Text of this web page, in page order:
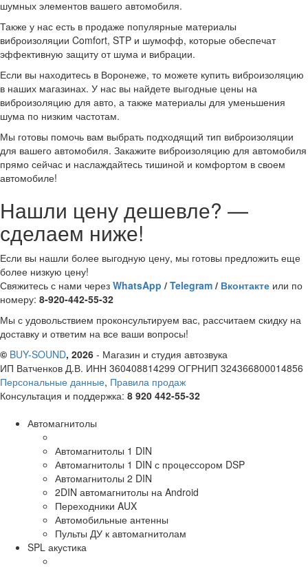
шумных элементов вашего автомобиля.
Также у нас есть в продаже популярные материалы
виброизоляции Comfort, STP и шумофф, которые обеспечат
эффективную защиту от шума и вибрации.
Если вы находитесь в Воронеже, то можете купить виброизоляцию
в наших магазинах. У нас вы найдете выгодные цены на
виброизоляцию для авто, а также материалы для уменьшения
шума по низким частотам.
Мы готовы помочь вам выбрать подходящий тип виброизоляции
для вашего автомобиля. Закажите виброизоляцию для автомобиля
прямо сейчас и наслаждайтесь тишиной и комфортом в своем
автомобиле!
Нашли цену дешевле? —
сделаем ниже!
Если вы нашли более выгодную цену, мы готовы предложить еще
более низкую цену!
Свяжитесь с нами через WhatsApp / Telegram / Вконтакте или по
номеру: 8-920-442-55-32
Мы с удовольствием проконсультируем вас, рассчитаем скидку на
доставку и ответим на все ваши вопросы!
© BUY-SOUND, 2026 - Магазин и студия автозвука
ИП Ватченков Д.В. ИНН 360408814299 ОГРНИП 324366800014856
Персональные данные, Правила продаж
Консультация и поддержка: 8 920 442-55-32
Автомагнитолы
Автомагнитолы 1 DIN
Автомагнитолы 1 DIN с процессором DSP
Автомагнитолы 2 DIN
2DIN автомагнитолы на Android
Переходники AUX
Автомобильные антенны
Пульты ДУ к автомагнитолам
SPL акустика